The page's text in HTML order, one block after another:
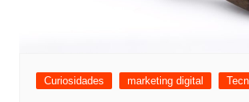
Curiosidades marketing digital